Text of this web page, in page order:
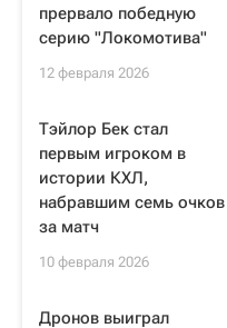
прервало победную
серию "Локомотива"
12 февраля 2026
Тэйлор Бек стал
первым игроком в
истории КХЛ,
набравшим семь очков
за матч
10 февраля 2026
Дронов выиграл